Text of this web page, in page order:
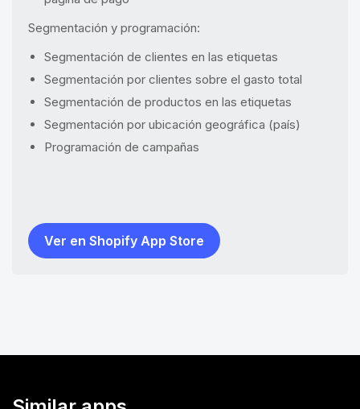
Segmentación y programación:
Segmentación de clientes en las etiquetas
Segmentación por clientes sobre el gasto total
Segmentación de productos en las etiquetas
Segmentación por ubicación geográfica (país)
Programación de campañas
Ver en Shopify App Store